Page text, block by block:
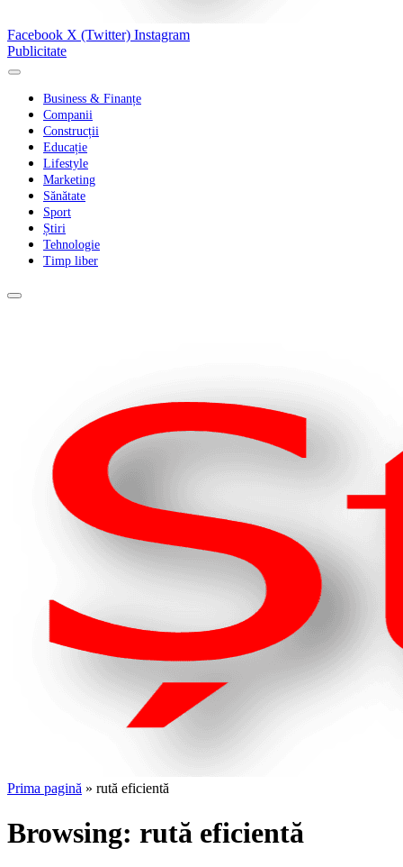
Facebook X (Twitter) Instagram
Publicitate
Business & Finanțe
Companii
Construcții
Educație
Lifestyle
Marketing
Sănătate
Sport
Știri
Tehnologie
Timp liber
Prima pagină » rută eficientă
Browsing: rută eficientă